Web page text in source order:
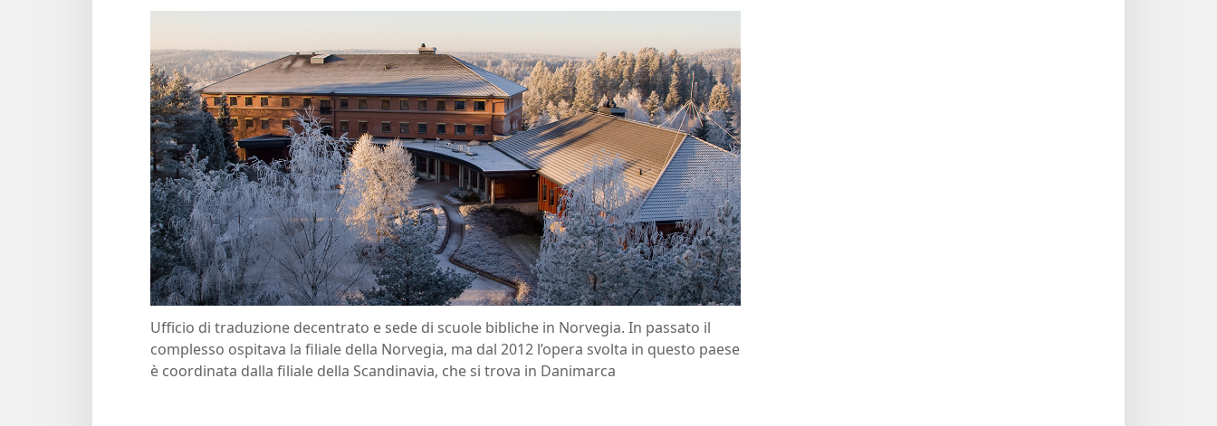
Ufficio di traduzione decentrato e sede di scuole bibliche in Norvegia. In passato il
complesso ospitava la filiale della Norvegia, ma dal 2012 l’opera svolta in questo paese
è coordinata dalla filiale della Scandinavia, che si trova in Danimarca